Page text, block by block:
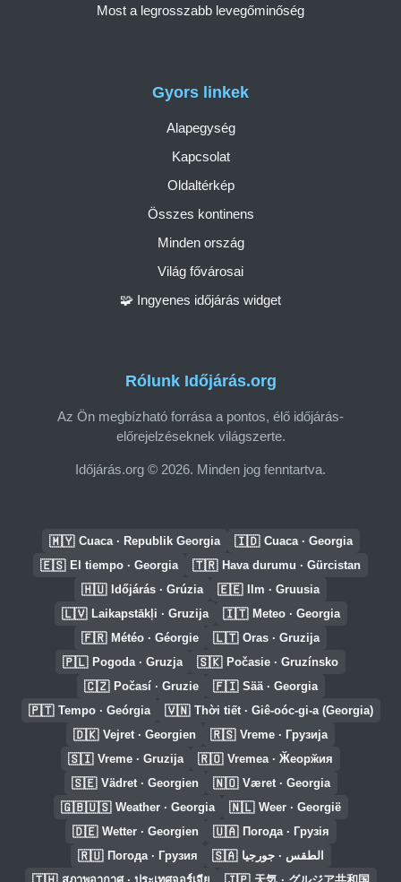
Rólunk Időjárás.org
Az Ön megbízható forrása a pontos, élő időjárás-
előrejelzéseknek világszerte.
Időjárás.org © 2026. Minden jog fenntartva.
Gyors linkek
Alapegység
Kapcsolat
Oldaltérkép
Összes kontinens
Minden ország
Világ fővárosai
🧩 Ingyenes időjárás widget
Most a legrosszabb levegőminőség
🇲🇾 Cuaca · Republik Georgia 🇮🇩 Cuaca · Georgia
🇪🇸 El tiempo · Georgia 🇹🇷 Hava durumu · Gürcistan
🇭🇺 Időjárás · Grúzia 🇪🇪 Ilm · Gruusia
🇱🇻 Laikapstākļi · Gruzija 🇮🇹 Meteo · Georgia
🇫🇷 Météo · Géorgie 🇱🇹 Oras · Gruzija
🇵🇱 Pogoda · Gruzja 🇸🇰 Počasie · Gruzínsko
🇨🇿 Počasí · Gruzie 🇫🇮 Sää · Georgia
🇵🇹 Tempo · Geórgia 🇻🇳 Thời tiết · Giê-oóc-gi-a (Georgia)
🇩🇰 Vejret · Georgien 🇷🇸 Vreme · Грузија
🇸🇮 Vreme · Gruzija 🇷🇴 Vremea · Ӂеорӂия
🇸🇪 Vädret · Georgien 🇳🇴 Været · Georgia
🇬🇧🇺🇸 Weather · Georgia 🇳🇱 Weer · Georgië
🇩🇪 Wetter · Georgien 🇺🇦 Погода · Грузія
🇷🇺 Погода · Грузия 🇸🇦 الطقس · جورجيا